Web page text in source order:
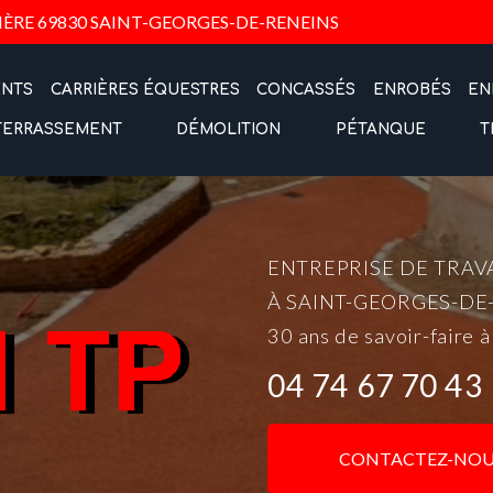
69830 SAINT-GEORGES-DE-RENEINS
CARRIÈRES ÉQUESTRES CONCASSÉS ENROBÉS
DÉMOLITION PÉTANQUE
ENTREPRISE DE
À SAINT-GEORGES-
30 ans de savoir-faire
04 74 67 70 43
CONTACTEZ-